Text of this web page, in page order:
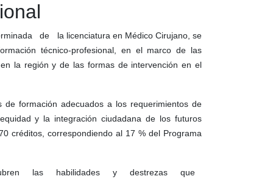
de la licenciatura en Médico Cirujano, se
técnico-profesional, en el marco de las
la región y de las formas de intervención en el
adecuados a los requerimientos de
y la integración ciudadana de los futuros
créditos, correspondiendo al 17 % del Programa
cubren las habilidades y destrezas que